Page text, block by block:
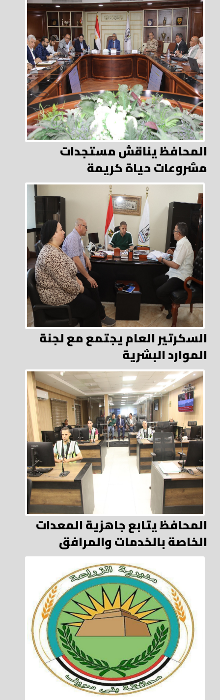
المحافظ يناقش مستجدات
مشروعات حياة كريمة
السكرتير العام يجتمع مع لجنة
الموارد البشرية
المحافظ يتابع جاهزية المعدات
الخاصة بالخدمات والمرافق